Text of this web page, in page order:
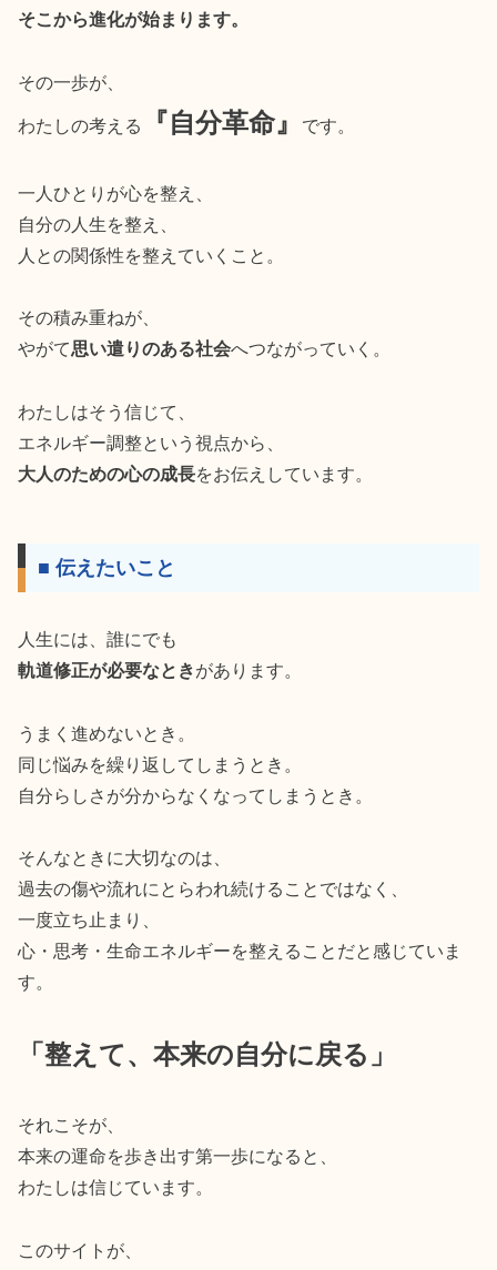
そこから進化が始まります。
その一歩が、
わたしの考える 『自分革命』 です。
一人ひとりが心を整え、
自分の人生を整え、
人との関係性を整えていくこと。
その積み重ねが、
やがて思い遣りのある社会へつながっていく。
わたしはそう信じて、
エネルギー調整という視点から、
大人のための心の成長をお伝えしています。
■ 伝えたいこと
人生には、誰にでも
軌道修正が必要なときがあります。
うまく進めないとき。
同じ悩みを繰り返してしまうとき。
自分らしさが分からなくなってしまうとき。
そんなときに大切なのは、
過去の傷や流れにとらわれ続けることではなく、
一度立ち止まり、
心・思考・生命エネルギーを整えることだと感じていま
す。
「整えて、本来の自分に戻る」
それこそが、
本来の運命を歩き出す第一歩になると、
わたしは信じています。
このサイトが、